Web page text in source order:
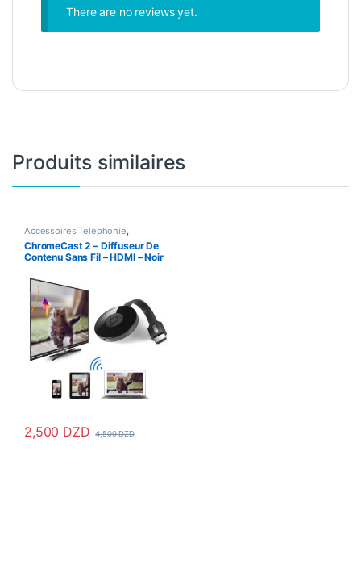
There are no reviews yet.
Produits similaires
Accessoires Telephonie,
Informatique
ChromeCast 2 – Diffuseur De
Contenu Sans Fil – HDMI – Noir
2,500 DZD 4,500DZD